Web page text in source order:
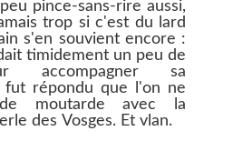
pince-sans-rire aussi,
trop si c'est du lard
s'en souvient encore :
timidement un peu de
accompagner sa
répondu que l'on ne
moutarde avec la
des Vosges. Et vlan.